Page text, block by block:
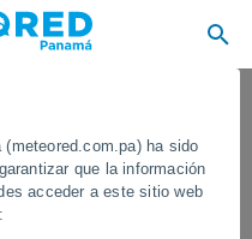
ha sido
que la información
acceder a este sitio web